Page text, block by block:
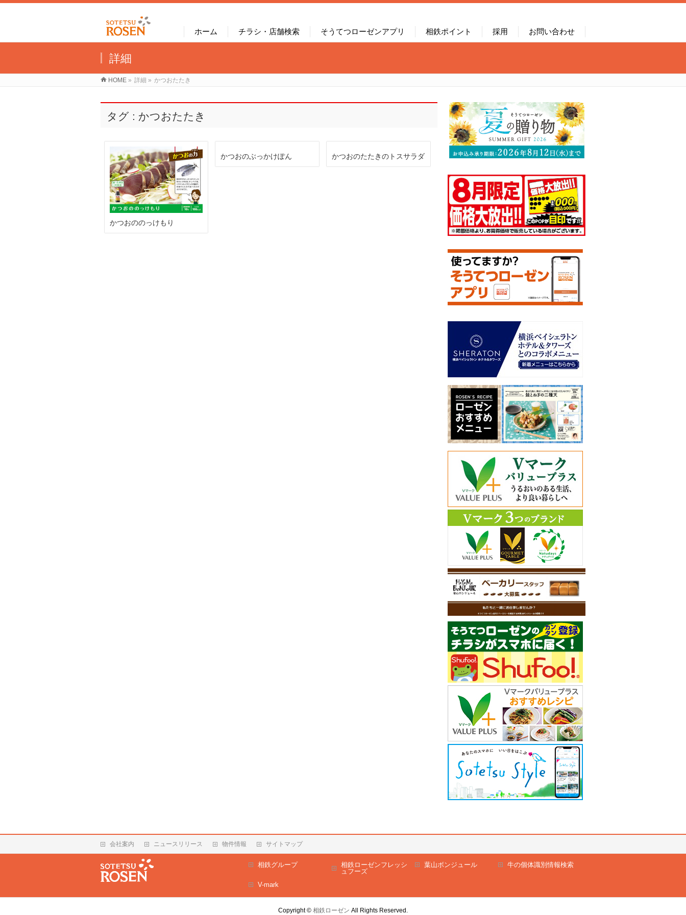
ホーム チラシ・店舗検索 そうてつローゼンアプリ 相鉄ポイント 採用 お問い合わせ
詳細
HOME » 詳細 » かつおたたき
タグ : かつおたたき
かつおののっけもり
かつおのぶっかけぽん かつおのたたきのトスサラダ
会社案内 ニュースリリース 物件情報 サイトマップ
相鉄グループ
相鉄ローゼンフレッシ
ュフーズ
葉山ボンジュール 牛の個体識別情報検索
V-mark
Copyright © 相鉄ローゼン All Rights Reserved.